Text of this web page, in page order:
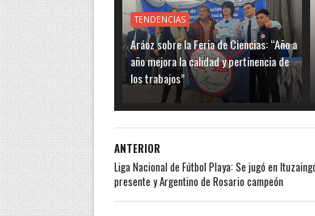
TENDENCIAS
Aráoz sobre la Feria de Ciencias: “Año a
año mejora la calidad y pertinencia de
los trabajos”
ANTERIOR
Liga Nacional de Fútbol Playa: Se jugó en
presente y Argentino de Rosario campeón